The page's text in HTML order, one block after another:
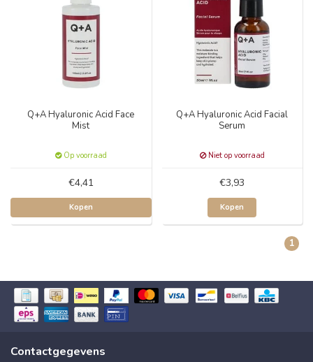
Q+A Hyaluronic Acid Face
Mist
Op voorraad
€4,41
Kopen
Q+A Hyaluronic Acid Facial
Serum
Niet op voorraad
€3,93
Kopen
1
Contactgegevens